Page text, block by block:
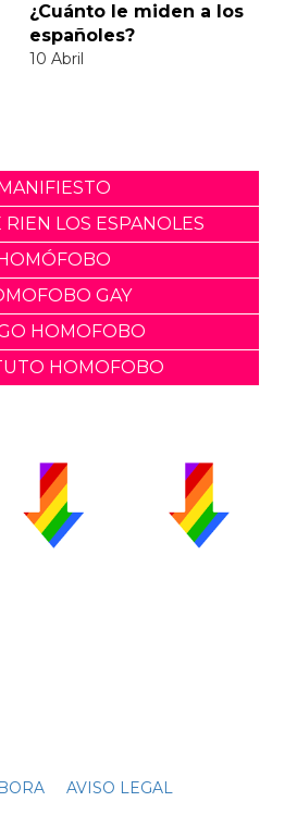
¿Cuánto le miden a los
españoles?
10 Abril
RIEN LOS ESPANOLES
GAY
HOMOFOBO
HOMOFOBO
AVISO LEGAL